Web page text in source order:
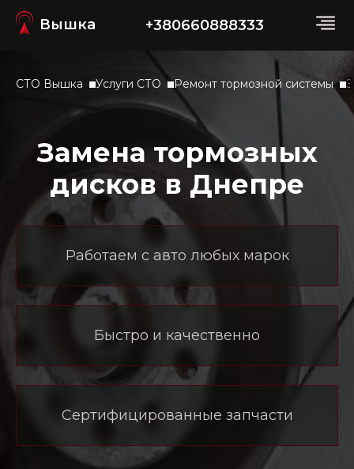
Вышка +380660888333
СТО Вышка Услуги СТО Ремонт тормозной системы
Замена тормозных
дисков в Днепре
Работаем с авто любых марок
Быстро и качественно
Сертифицированные запчасти